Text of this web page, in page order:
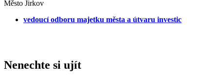
Město Jirkov
vedoucí odboru majetku města a útvaru investic
Nenechte si ujít